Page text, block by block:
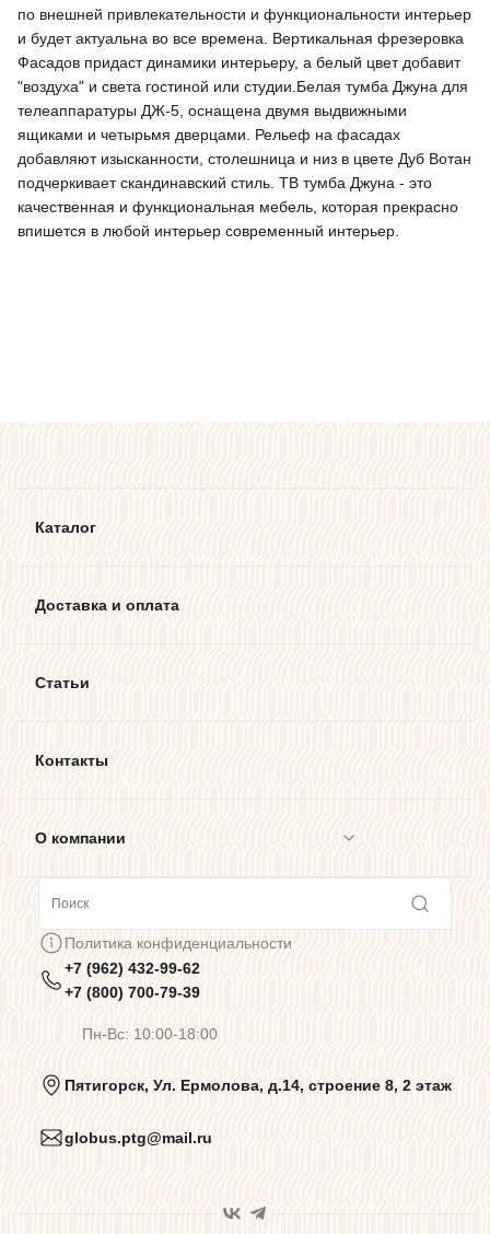
по внешней привлекательности и функциональности интерьер
и будет актуальна во все времена. Вертикальная фрезеровка
Фасадов придаст динамики интерьеру, а белый цвет добавит
"воздуха" и света гостиной или студии.Белая тумба Джуна для
телеаппаратуры ДЖ-5, оснащена двумя выдвижными
ящиками и четырьмя дверцами. Рельеф на фасадах
добавляют изысканности, столешница и низ в цвете Дуб Вотан
подчеркивает скандинавский стиль. ТВ тумба Джуна - это
качественная и функциональная мебель, которая прекрасно
впишется в любой интерьер современный интерьер.
Каталог
Доставка и оплата
Статьи
Контакты
О компании
Предупреждения о цветопередаче
Политика конфиденциальности
Пользовательское соглашение
Политика конфиденциальности
+7 (962) 432-99-62
+7 (800) 700-79-39
Пн-Вс: 10:00-18:00
Пятигорск, Ул. Ермолова, д.14, строение 8, 2 этаж
globus.ptg@mail.ru